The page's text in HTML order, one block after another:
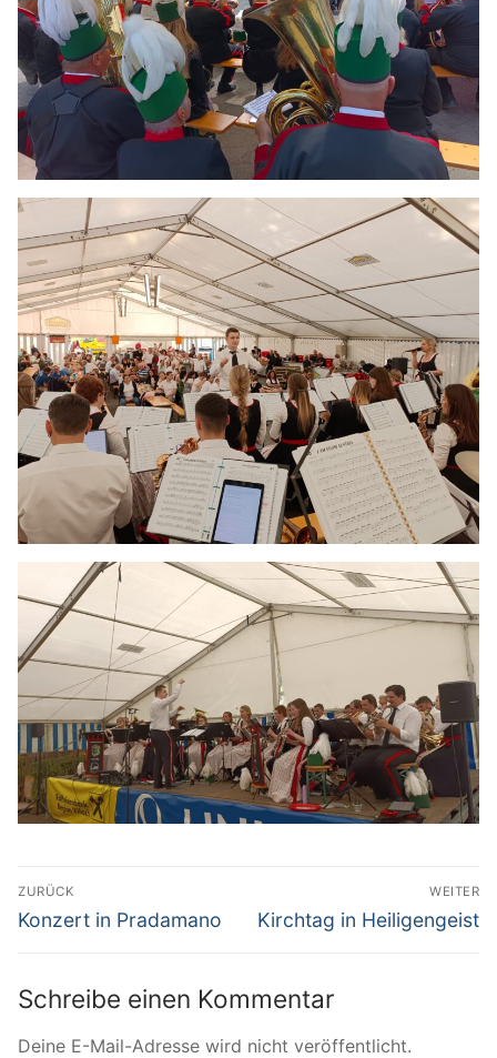
Beitragsnavigation
ZURÜCK
Vorheriger
Konzert in Pradamano
WEITER
Nächster
Kirchtag in Heiligengeist
Schreibe einen Kommentar
Deine E-Mail-Adresse wird nicht veröffentlicht.